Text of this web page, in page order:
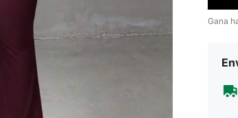
Gana